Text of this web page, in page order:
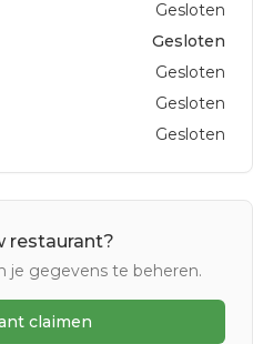
Gesloten
Gesloten
Gesloten
Gesloten
Gesloten
restaurant?
je gegevens te beheren.
claimen